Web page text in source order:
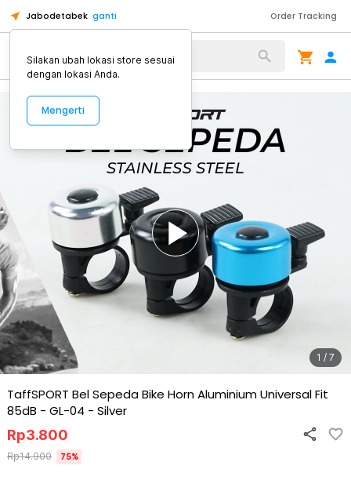
Jabodetabek ganti Order Tracking
Alat Kopi
1 / 7
TaffSPORT Bel Sepeda Bike Horn Aluminium Universal Fit
85dB - GL-04 - Silver
Rp3.800
Rp14.900 75%
Silakan ubah lokasi store sesuai
dengan lokasi Anda.
Mengerti